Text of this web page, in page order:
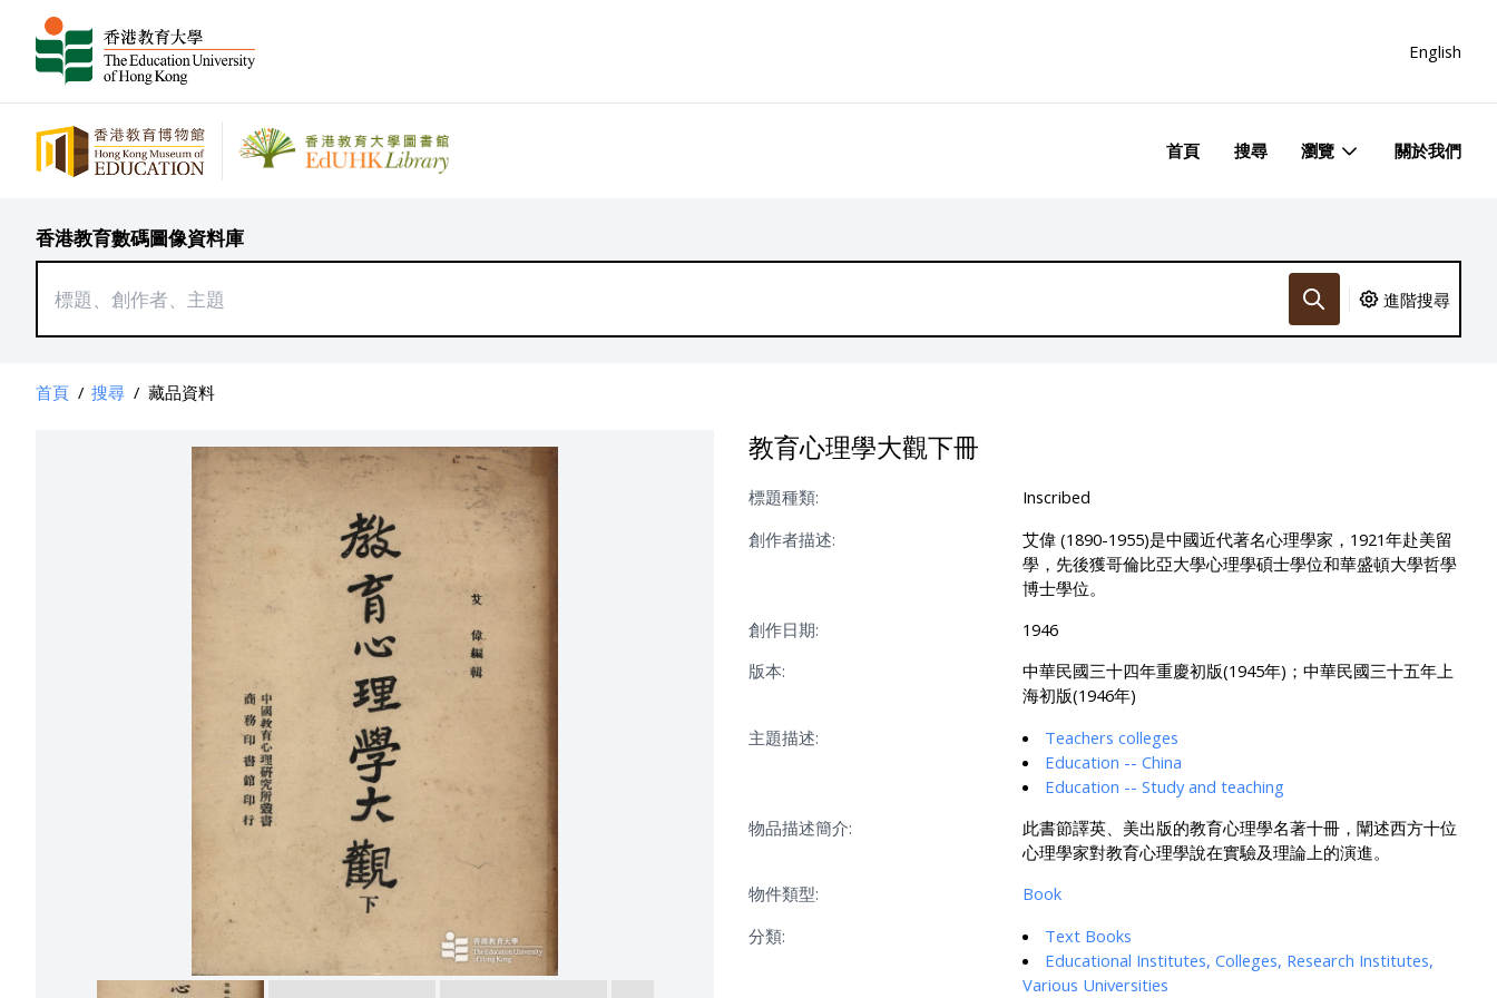
English
首頁 搜尋 瀏覽 關於我們
香港教育數碼圖像資料庫
進階搜尋
首頁 / 搜尋 / 藏品資料
教育心理學大觀下冊
標題種類:
Inscribed
創作者描述:
艾偉 (1890-1955)是中國近代著名心理學家，1921年赴美留
學，先後獲哥倫比亞大學心理學碩士學位和華盛頓大學哲學
博士學位。
創作日期:
1946
版本:
中華民國三十四年重慶初版(1945年)；中華民國三十五年上
海初版(1946年)
主題描述:
Teachers colleges
Education -- China
Education -- Study and teaching
物品描述簡介:
此書節譯英、美出版的教育心理學名著十冊，闡述西方十位
心理學家對教育心理學說在實驗及理論上的演進。
物件類型:
Book
分類:
Text Books
Educational Institutes, Colleges, Research Institutes,
Various Universities